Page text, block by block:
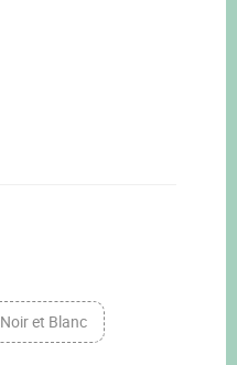
Noir et Blanc